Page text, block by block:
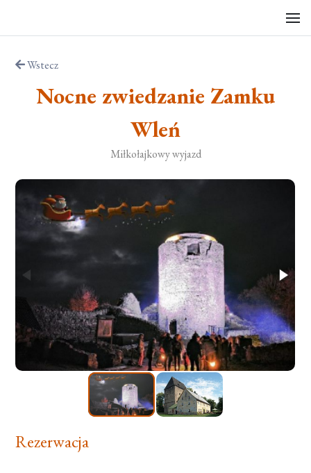
Wstecz
Nocne zwiedzanie Zamku
Wleń
Miłkołajkowy wyjazd
Rezerwacja